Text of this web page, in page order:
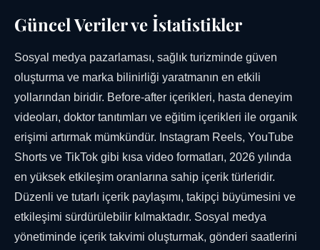
Güncel Veriler ve İstatistikler
Sosyal medya pazarlaması, sağlık turizminde güven
oluşturma ve marka bilinirliği yaratmanın en etkili
yollarından biridir. Before-after içerikleri, hasta deneyim
videoları, doktor tanıtımları ve eğitim içerikleri ile organik
erişimi artırmak mümkündür. Instagram Reels, YouTube
Shorts ve TikTok gibi kısa video formatları, 2026 yılında
en yüksek etkileşim oranlarına sahip içerik türleridir.
Düzenli ve tutarlı içerik paylaşımı, takipçi büyümesini ve
etkileşimi sürdürülebilir kılmaktadır. Sosyal medya
yönetiminde içerik takvimi oluşturmak, gönderi saatlerini